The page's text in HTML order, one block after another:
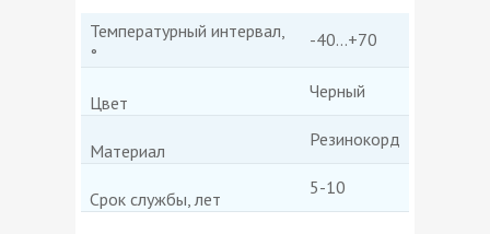
Температурный интервал,
°
-40...+70
Цвет
Черный
Материал
Резинокорд
Срок службы, лет
5-10